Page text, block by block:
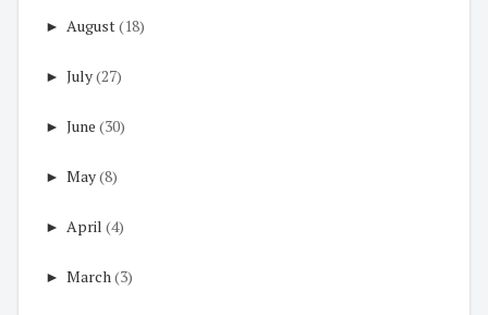
► August(18)
► July(27)
► June (30)
► May(8)
► April (4)
► March(3)